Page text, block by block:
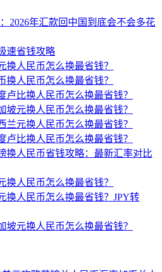
2026年汇款回中国到底会不会多花
速省钱攻略
换人民币怎么换最省钱？
换人民币怎么换最省钱？
卢比换人民币怎么换最省钱？
坡元换人民币怎么换最省钱？
兰元换人民币怎么换最省钱？
卢比换人民币怎么换最省钱？
换人民币省钱攻略：最新汇率对比
换人民币怎么换最省钱？
换人民币怎么换最省钱？JPY转
坡元换人民币怎么换最省钱？